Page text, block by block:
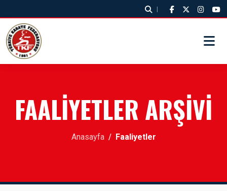
|
FAALİYETLER ARŞİVİ
Anasayfa Faaliyetler